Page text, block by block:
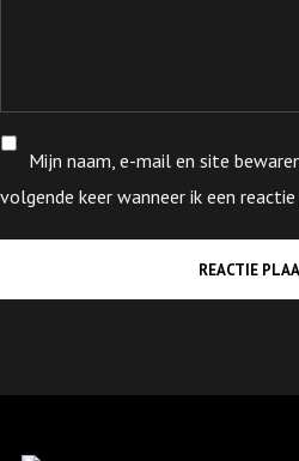
Mijn naam, e-mail en site
volgende keer wanneer ik een